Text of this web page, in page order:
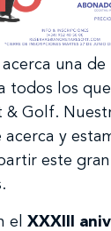
una de
todos los
& Golf.
acerca y
este
el XXXIII